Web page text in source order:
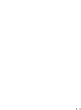
Ürün resmi
Ürün
Ürün bilgilerinde
Ürün fiyatı diğer
Bu ürüne benzer